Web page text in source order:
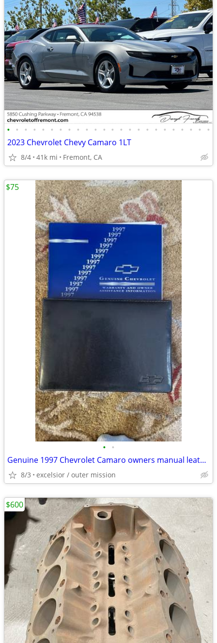
• • • • • • • • • • • • • • • • • • • • • • • •
2023 Chevrolet Chevy Camaro 1LT
8/4 41k mi Fremont, CA
• •
Genuine 1997 Chevrolet Camaro owners manual leatherette case
8/3 excelsior / outer mission
$75
$600